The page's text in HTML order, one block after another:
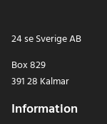
24 se Sverige AB
Box 829
391 28 Kalmar
Information